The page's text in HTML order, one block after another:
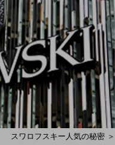
スワロフスキー人気の秘密 ＞